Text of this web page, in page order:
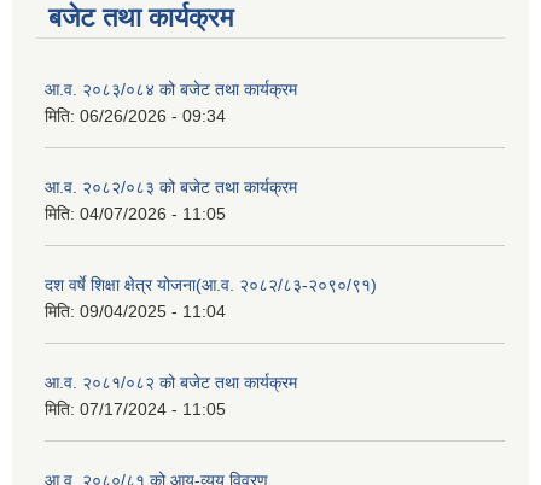
बजेट तथा कार्यक्रम
आ.व. २०८३/०८४ को बजेट तथा कार्यक्रम
मिति: 06/26/2026 - 09:34
आ.व. २०८२/०८३ को बजेट तथा कार्यक्रम
मिति: 04/07/2026 - 11:05
दश वर्षे शिक्षा क्षेत्र योजना(आ.व. २०८२/८३-२०९०/९१)
मिति: 09/04/2025 - 11:04
आ.व. २०८१/०८२ को बजेट तथा कार्यक्रम
मिति: 07/17/2024 - 11:05
आ.व. २०८०/८१ को आय-व्यय विवरण